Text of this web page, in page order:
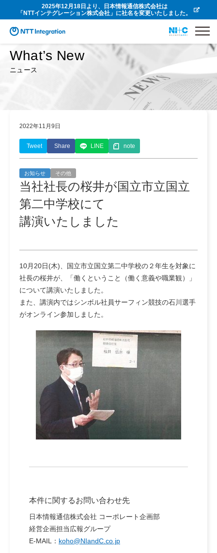
2025年12月18日より、日本情報通信株式会社は
「NTTインテグレーション株式会社」に社名を変更いたしました。
What’s New
ニュース
2022年11月9日
Tweet Share LINE note
お知らせ その他
当社社長の桜井が国立市立国立
第二中学校にて
講演いたしました
10月20日(木)、国立市立国立第二中学校の２年生を対象に
社長の桜井が、「働くということ（働く意義や職業観）」
について講演いたしました。
また、講演内ではシンボル社員サーフィン競技の石川選手
がオンライン参加しました。
本件に関するお問い合わせ先
日本情報通信株式会社 コーポレート企画部
経営企画担当広報グループ
E-MAIL： koho@NIandC.co.jp